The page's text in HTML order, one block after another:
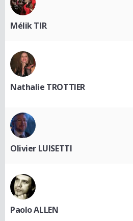
Mélik TIR
Nathalie TROTTIER
Olivier LUISETTI
Paolo ALLEN